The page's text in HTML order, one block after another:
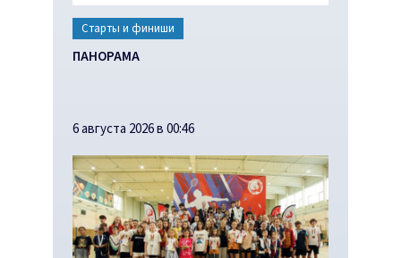
Старты и финиши
ПАНОРАМА
6 августа 2026 в 00:46